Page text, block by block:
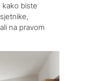
kako biste
na pravom